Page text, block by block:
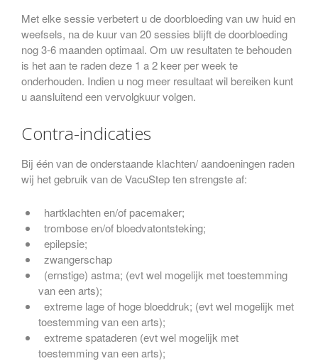
Met elke sessie verbetert u de doorbloeding van uw huid en
weefsels, na de kuur van 20 sessies blijft de doorbloeding
nog 3-6 maanden optimaal. Om uw resultaten te behouden
is het aan te raden deze 1 a 2 keer per week te
onderhouden. Indien u nog meer resultaat wil bereiken kunt
u aansluitend een vervolgkuur volgen.
Contra-indicaties
Bij één van de onderstaande klachten/ aandoeningen raden
wij het gebruik van de VacuStep ten strengste af:
hartklachten en/of pacemaker;
trombose en/of bloedvatontsteking;
epilepsie;
zwangerschap
(ernstige) astma; (evt wel mogelijk met toestemming
van een arts);
extreme lage of hoge bloeddruk; (evt wel mogelijk met
toestemming van een arts);
extreme spataderen (evt wel mogelijk met
toestemming van een arts);